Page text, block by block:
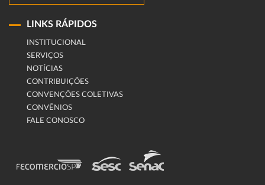
LINKS RÁPIDOS
INSTITUCIONAL
SERVIÇOS
NOTÍCIAS
CONTRIBUIÇÕES
CONVENÇÕES COLETIVAS
CONVÊNIOS
FALE CONOSCO